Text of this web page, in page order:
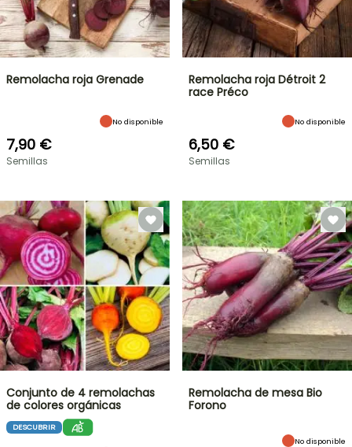
Remolacha roja Grenade
No disponible
7,90 €
Semillas
Remolacha roja Détroit 2
race Préco
No disponible
6,50 €
Semillas
Conjunto de 4 remolachas
de colores orgánicas
DESCUBRIR
Remolacha de mesa Bio
Forono
No disponible